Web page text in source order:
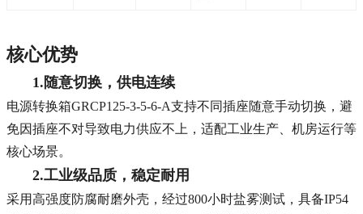
核心优势
1.随意切换，供电连续
电源转换箱GRCP125-3-5-6-A支持不同插座随意手动切换，避
免因插座不对导致电力供应不上，适配工业生产、机房运行等
核心场景。
2.工业级品质，稳定耐用
采用高强度防腐耐磨外壳，经过800小时盐雾测试，具备IP54